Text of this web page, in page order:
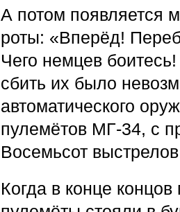
А потом появляется
роты: «Вперёд!
Чего немцев
сбить их было
автоматического
пулемётов МГ-34, с
Восемьсот
Когда в конце